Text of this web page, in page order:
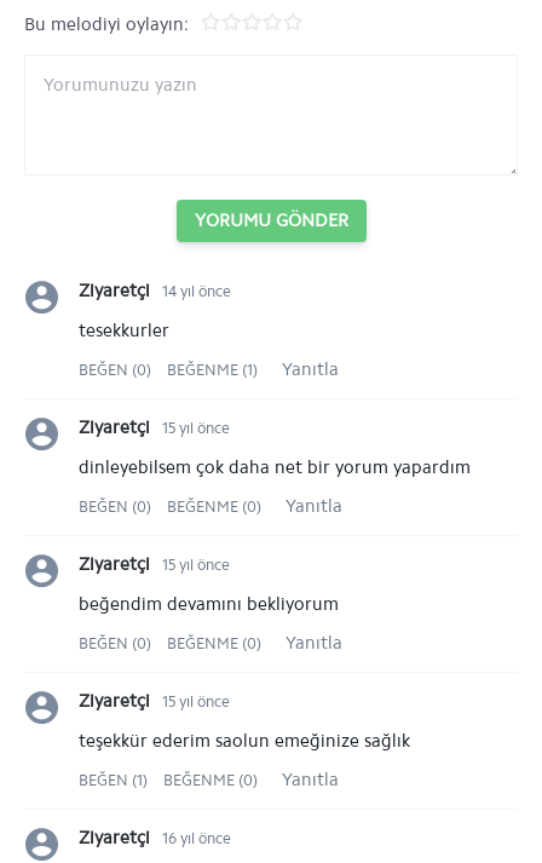
Bu melodiyi oylayın:
YORUMU GÖNDER
Ziyaretçi 14 yıl önce
tesekkurler
BEĞEN (0) BEĞENME (1) Yanıtla
Ziyaretçi 15 yıl önce
dinleyebilsem çok daha net bir yorum yapardım
BEĞEN (0) BEĞENME (0) Yanıtla
Ziyaretçi 15 yıl önce
beğendim devamını bekliyorum
BEĞEN (0) BEĞENME (0) Yanıtla
Ziyaretçi 15 yıl önce
teşekkür ederim saolun emeğinize sağlık
BEĞEN (1) BEĞENME (0) Yanıtla
Ziyaretçi 16 yıl önce